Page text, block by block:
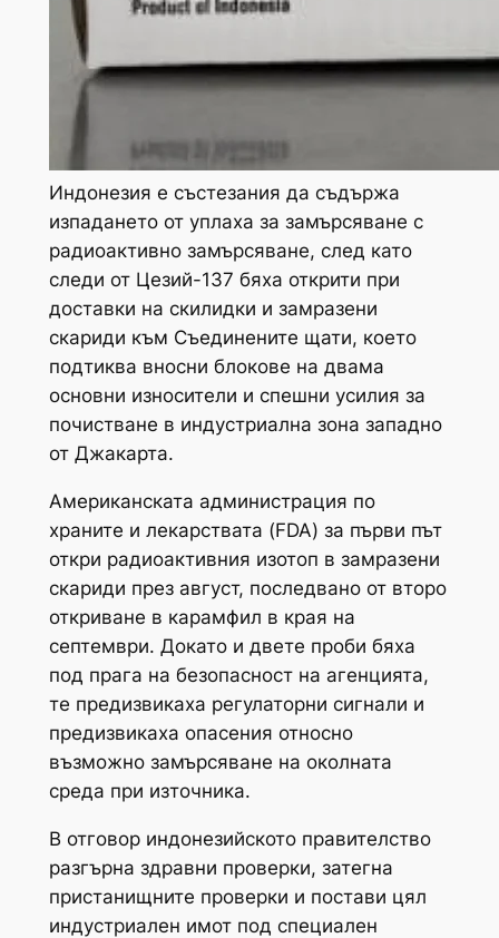
Индонезия е състезания да съдържа
изпадането от уплаха за замърсяване с
радиоактивно замърсяване, след като
следи от Цезий-137 бяха открити при
доставки на скилидки и замразени
скариди към Съединените щати, което
подтиква вносни блокове на двама
основни износители и спешни усилия за
почистване в индустриална зона западно
от Джакарта.
Американската администрация по
храните и лекарствата (FDA) за първи път
откри радиоактивния изотоп в замразени
скариди през август, последвано от второ
откриване в карамфил в края на
септември. Докато и двете проби бяха
под прага на безопасност на агенцията,
те предизвикаха регулаторни сигнали и
предизвикаха опасения относно
възможно замърсяване на околната
среда при източника.
В отговор индонезийското правителство
разгърна здравни проверки, затегна
пристанищните проверки и постави цял
индустриален имот под специален